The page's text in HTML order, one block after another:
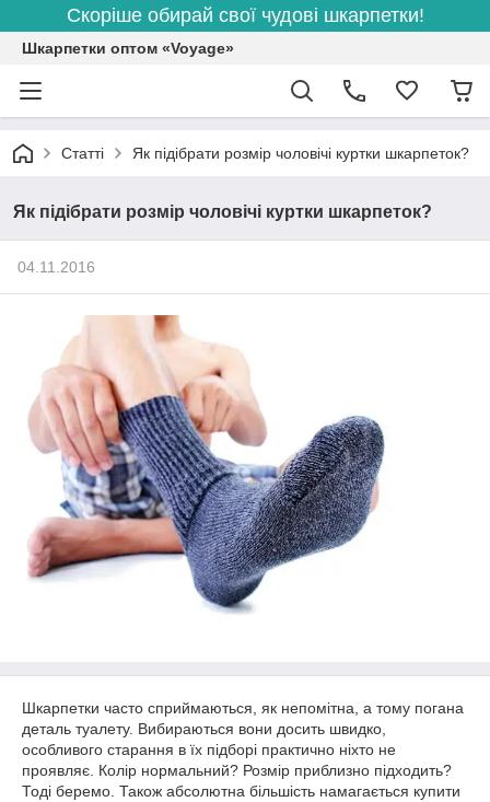
Скоріше обирай свої чудові шкарпетки!
Шкарпетки оптом «Voyage»
Статті Як підібрати розмір чоловічі куртки шкарпеток?
Як підібрати розмір чоловічі куртки шкарпеток?
04.11.2016
Шкарпетки часто сприймаються, як непомітна, а тому погана
деталь туалету. Вибираються вони досить швидко,
особливого старання в їх підборі практично ніхто не
проявляє. Колір нормальний? Розмір приблизно підходить?
Тоді беремо. Також абсолютна більшість намагається купити